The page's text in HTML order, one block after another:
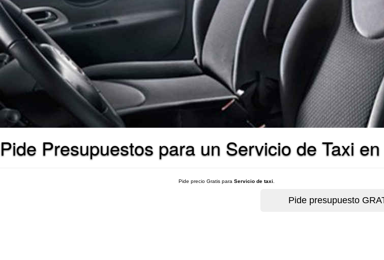
Pide Presupuestos para un Servicio de Taxi
Pide precio Gratis para Servicio de taxi